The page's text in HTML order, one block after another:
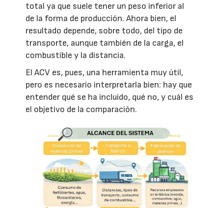
total ya que suele tener un peso inferior al
de la forma de producción. Ahora bien, el
resultado depende, sobre todo, del tipo de
transporte, aunque también de la carga, el
combustible y la distancia.
El ACV es, pues, una herramienta muy útil,
pero es necesario interpretarla bien: hay que
entender qué se ha incluido, qué no, y cuál es
el objetivo de la comparación.